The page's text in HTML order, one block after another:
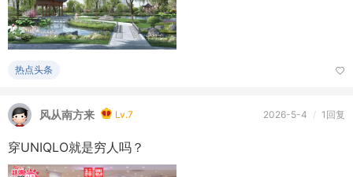
热点头条
风从南方来 Lv.7 2026-5-4 / 1回复
穿UNIQLO就是穷人吗？